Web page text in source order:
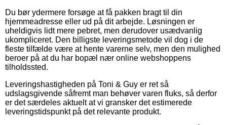
Du bør ydermere forsøge at få pakken bragt til din
hjemmeadresse eller ud på dit arbejde. Løsningen er
uheldigvis lidt mere pebret, men derudover usædvanlig
ukompliceret. Den billigste leveringsmetode vil dog i de
fleste tilfælde være at hente varerne selv, men den mulighed
beroer på at du har bopæl nær online webshoppens
tilholdssted.
Leveringshastigheden på Toni & Guy er ret så
udslagsgivende såfremt man behøver varen fluks, så derfor
er det særdeles aktuelt at vi gransker det estimerede
leveringstidspunkt på det relevante produkt.